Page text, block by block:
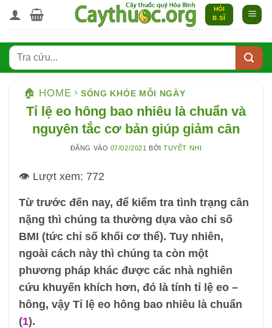
qua
dung
HỎI
B.SĨ
🏠 HOME SỐNG KHỎE MỖI NGÀY
Tỉ lệ eo hông bao nhiêu là chuẩn và
nguyên tắc cơ bản giúp giảm cân
ĐĂNG VÀO 07/02/2021 BỞITUYẾT NHI
👁️ Lượt xem: 772
Từ trước đến nay, để kiểm tra tình trạng cân
nặng thì chúng ta thường dựa vào chỉ số
BMI (tức chỉ số khối cơ thể). Tuy nhiên,
ngoài cách này thì chúng ta còn một
phương pháp khác được các nhà nghiên
cứu khuyến khích hơn, đó là tính tỉ lệ eo –
hông, vậy Tỉ lệ eo hông bao nhiêu là chuẩn
(1).